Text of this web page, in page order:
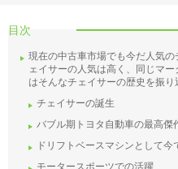
目次
現在の中古車市場でも今だ人気
ェイサーの人気は高く、同じマ
はそんなチェイサーの歴史を振り
チェイサーの誕生
バブル期トヨタ自動車の最高傑
ドリフトベースマシンとして
モータースポーツでの活躍